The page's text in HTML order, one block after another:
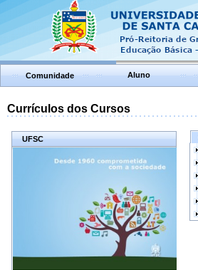
Comunidade Aluno
Currículos dos Cursos
UFSC